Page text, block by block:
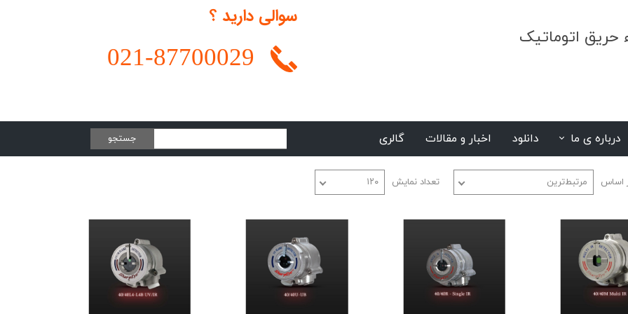
حریق اتوماتیک
سوالی دارید ؟
021-87700029
درباره ی ما دانلود اخبار و مقالات گالری جستجو
اساس مرتبط‌ترین تعداد نمایش ۱۲۰